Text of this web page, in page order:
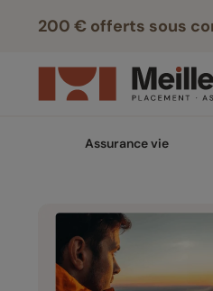
200 € offerts sous
Assurance vie